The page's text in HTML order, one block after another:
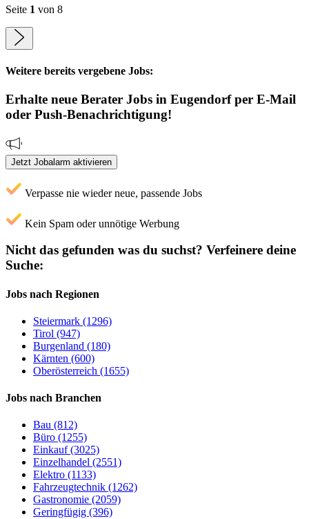
Seite 1 von 8
Weitere bereits vergebene Jobs:
Erhalte neue Berater Jobs in Eugendorfper E-Mail
oder Push-Benachrichtigung!
Jetzt Jobalarm aktivieren
Verpasse nie wieder neue, passende Jobs
Kein Spam oder unnötige Werbung
Nicht das gefunden was du suchst? Verfeinere deine
Suche:
Jobs nach Regionen
Steiermark (1296)
Tirol (947)
Burgenland (180)
Kärnten (600)
Oberösterreich (1655)
Jobs nach Branchen
Bau (812)
Büro (1255)
Einkauf (3025)
Einzelhandel (2551)
Elektro (1133)
Fahrzeugtechnik (1262)
Gastronomie (2059)
Geringfügig (396)